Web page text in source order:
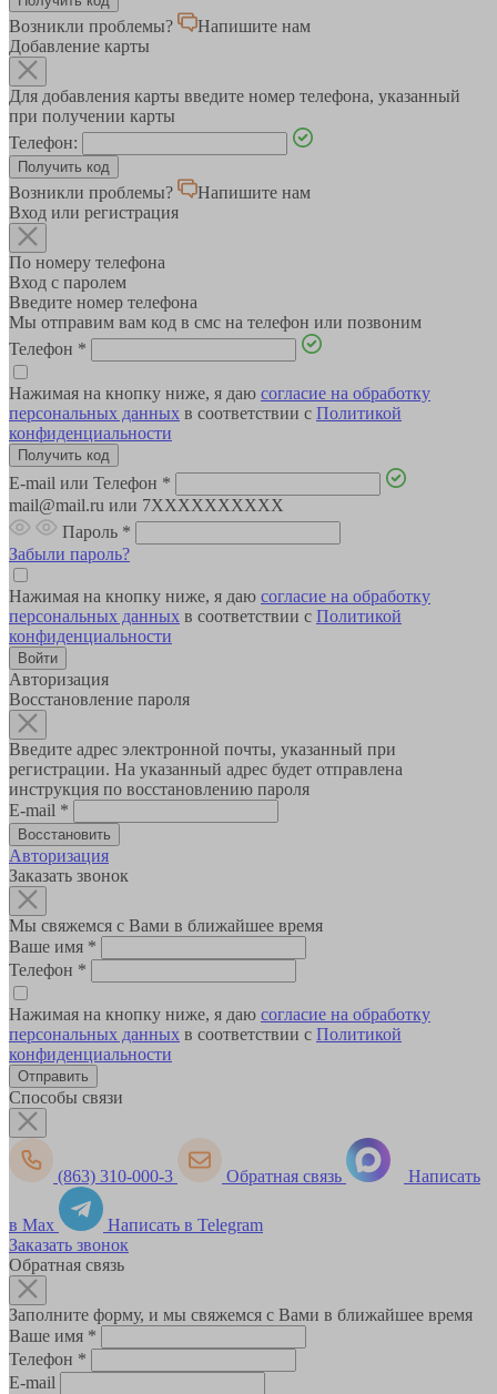
Возникли проблемы?
Напишите нам
Добавление карты
Для добавления карты введите номер телефона, указанный
при получении карты
Телефон:
Возникли проблемы?
Напишите нам
Вход или регистрация
По номеру телефона
Вход с паролем
Введите номер телефона
Мы отправим вам код в смс на телефон или позвоним
Телефон *
Нажимая на кнопку ниже, я даю согласие на обработку
персональных данных в соответствии с Политикой
конфиденциальности
E-mail или Телефон *
mail@mail.ru или 7XXXXXXXXXX
Пароль *
Забыли пароль?
Нажимая на кнопку ниже, я даю согласие на обработку
персональных данных в соответствии с Политикой
конфиденциальности
Авторизация
Восстановление пароля
Введите адрес электронной почты, указанный при
регистрации. На указанный адрес будет отправлена
инструкция по восстановлению пароля
E-mail *
Авторизация
Заказать звонок
Мы свяжемся с Вами в ближайшее время
Ваше имя *
Телефон *
Нажимая на кнопку ниже, я даю согласие на обработку
персональных данных в соответствии с Политикой
конфиденциальности
Способы связи
(863) 310-000-3 Обратная связь Написать
в Max
Написать в Telegram
Заказать звонок
Обратная связь
Заполните форму, и мы свяжемся с Вами в ближайшее время
Ваше имя *
Телефон *
E-mail